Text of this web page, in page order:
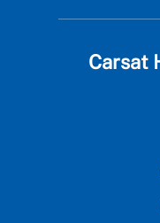
Carsat